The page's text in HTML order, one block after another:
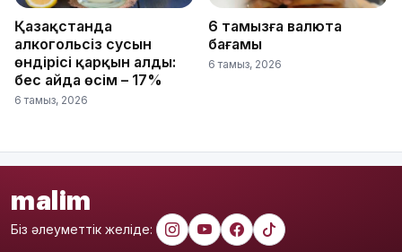
Қазақстанда
алкогольсіз сусын
өндірісі қарқын алды:
бес айда өсім – 17%
6 тамыз, 2026
6 тамызға валюта
бағамы
6 тамыз, 2026
malim
Біз әлеуметтік желіде: